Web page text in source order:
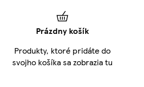
Prázdny košík
Produkty, ktoré pridáte do
svojho košíka sa zobrazia tu